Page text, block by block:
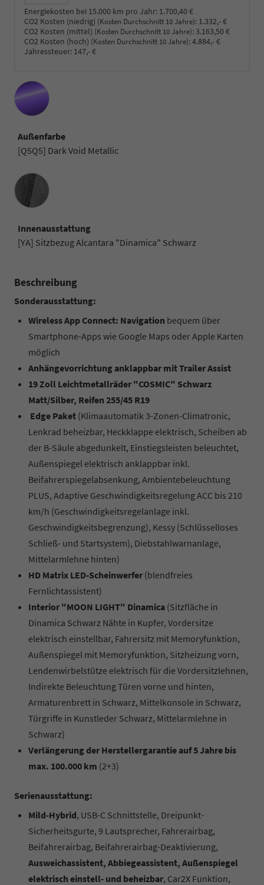
Energiekosten bei 15.000 km pro Jahr: 1.700,40 €
CO2 Kosten (niedrig) (Kosten Durchschnitt 10 Jahre): 1.332,- €
CO2 Kosten (mittel) (Kosten Durchschnitt 10 Jahre):3.163,50 €
CO2 Kosten (hoch) (Kosten Durchschnitt 10 Jahre):4.884,- €
Jahressteuer: 147,- €
Außenfarbe
[Q5Q5] Dark Void Metallic
Innenausstattung
Innenausstattung
[YA] Sitzbezug Alcantara "Dinamica" Schwarz
Beschreibung
Sonderausstattung:
Wireless App Connect: Navigation bequem über
Smartphone-Apps wie Google Maps oder Apple Karten
möglich
Anhängevorrichtung anklappbar mit Trailer Assist
19 Zoll Leichtmetallräder "COSMIC" Schwarz
Matt/Silber, Reifen 255/45 R19
Edge Paket (Klimaautomatik 3-Zonen-Climatronic,
Lenkrad beheizbar, Heckklappe elektrisch, Scheiben ab
der B-Säule abgedunkelt, Einstiegsleisten beleuchtet,
Außenspiegel elektrisch anklappbar inkl.
Beifahrerspiegelabsenkung, Ambientebeleuchtung
PLUS, Adaptive Geschwindigkeitsregelung ACC bis 210
km/h (Geschwindigkeitsregelanlage inkl.
Geschwindigkeitsbegrenzung), Kessy (Schlüsselloses
Schließ- und Startsystem), Diebstahlwarnanlage,
Mittelarmlehne hinten)
HD Matrix LED-Scheinwerfer (blendfreies
Fernlichtassistent)
Interior "MOON LIGHT" Dinamica (Sitzfläche in
Dinamica Schwarz Nähte in Kupfer, Vordersitze
elektrisch einstellbar, Fahrersitz mit Memoryfunktion,
Außenspiegel mit Memoryfunktion, Sitzheizung vorn,
Lendenwirbelstütze elektrisch für die Vordersitzlehnen,
Indirekte Beleuchtung Türen vorne und hinten,
Armaturenbrett in Schwarz, Mittelkonsole in Schwarz,
Türgriffe in Kunstleder Schwarz, Mittelarmlehne in
Schwarz)
Verlängerung der Herstellergarantie auf 5 Jahre bis
max. 100.000 km (2+3)
Serienausstattung:
Mild-Hybrid, USB-C Schnittstelle, Dreipunkt-
Sicherheitsgurte, 9 Lautsprecher, Fahrerairbag,
Beifahrerairbag, Beifahrerairbag-Deaktivierung,
Ausweichassistent, Abbiegeassistent, Außenspiegel
elektrisch einstell- und beheizbar, Car2X Funktion,